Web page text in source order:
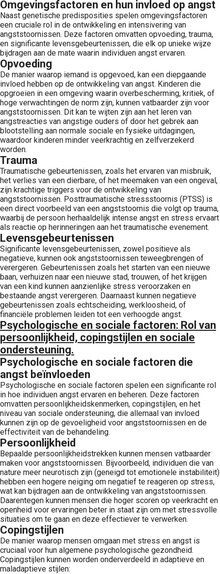
Omgevingsfactoren en hun invloed op angst
Naast genetische predisposities spelen omgevingsfactoren
een cruciale rol in de ontwikkeling en intensivering van
angststoornissen. Deze factoren omvatten opvoeding, trauma,
en significante levensgebeurtenissen, die elk op unieke wijze
bijdragen aan de mate waarin individuen angst ervaren.
Opvoeding
De manier waarop iemand is opgevoed, kan een diepgaande
invloed hebben op de ontwikkeling van angst. Kinderen die
opgroeien in een omgeving waarin overbescherming, kritiek, of
hoge verwachtingen de norm zijn, kunnen vatbaarder zijn voor
angststoornissen. Dit kan te wijten zijn aan het leren van
angstreacties van angstige ouders of door het gebrek aan
blootstelling aan normale sociale en fysieke uitdagingen,
waardoor kinderen minder veerkrachtig en zelfverzekerd
worden.
Trauma
Traumatische gebeurtenissen, zoals het ervaren van misbruik,
het verlies van een dierbare, of het meemaken van een ongeval,
zijn krachtige triggers voor de ontwikkeling van
angststoornissen. Posttraumatische stressstoornis (PTSS) is
een direct voorbeeld van een angststoornis die volgt op trauma,
waarbij de persoon herhaaldelijk intense angst en stress ervaart
als reactie op herinneringen aan het traumatische evenement.
Levensgebeurtenissen
Significante levensgebeurtenissen, zowel positieve als
negatieve, kunnen ook angststoornissen teweegbrengen of
verergeren. Gebeurtenissen zoals het starten van een nieuwe
baan, verhuizen naar een nieuwe stad, trouwen, of het krijgen
van een kind kunnen aanzienlijke stress veroorzaken en
bestaande angst verergeren. Daarnaast kunnen negatieve
gebeurtenissen zoals echtscheiding, werkloosheid, of
financiële problemen leiden tot een verhoogde angst.
Psychologische en sociale factoren: Rol van
persoonlijkheid, copingstijlen en sociale
ondersteuning.
Psychologische en sociale factoren die
angst beïnvloeden
Psychologische en sociale factoren spelen een significante rol
in hoe individuen angst ervaren en beheren. Deze factoren
omvatten persoonlijkheidskenmerken, copingstijlen, en het
niveau van sociale ondersteuning, die allemaal van invloed
kunnen zijn op de gevoeligheid voor angststoornissen en de
effectiviteit van de behandeling.
Persoonlijkheid
Bepaalde persoonlijkheidstrekken kunnen mensen vatbaarder
maken voor angststoornissen. Bijvoorbeeld, individuen die van
nature meer neurotisch zijn (geneigd tot emotionele instabiliteit)
hebben een hogere neiging om negatief te reageren op stress,
wat kan bijdragen aan de ontwikkeling van angststoornissen.
Daarentegen kunnen mensen die hoger scoren op veerkracht en
openheid voor ervaringen beter in staat zijn om met stressvolle
situaties om te gaan en deze effectiever te verwerken.
Copingstijlen
De manier waarop mensen omgaan met stress en angst is
cruciaal voor hun algemene psychologische gezondheid.
Copingstijlen kunnen worden onderverdeeld in adaptieve en
maladaptieve stijlen: